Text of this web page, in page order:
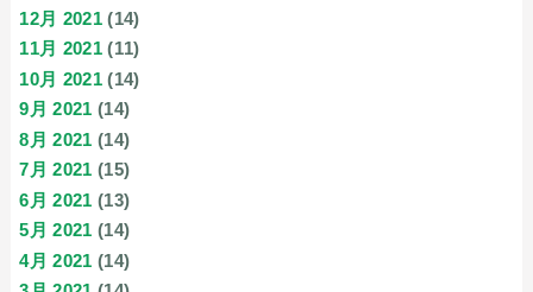
12月 2021 (14)
11月 2021 (11)
10月 2021 (14)
9月 2021 (14)
8月 2021 (14)
7月 2021 (15)
6月 2021 (13)
5月 2021 (14)
4月 2021 (14)